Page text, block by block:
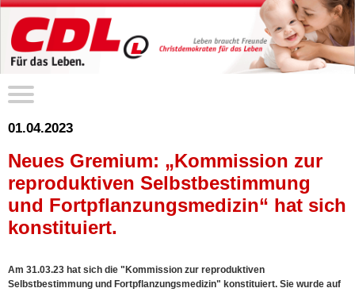
01.04.2023
Neues Gremium: „Kommission zur
reproduktiven Selbstbestimmung
und Fortpflanzungsmedizin“ hat sich
konstituiert.
Am 31.03.23 hat sich die "Kommission zur reproduktiven
Selbstbestimmung und Fortpflanzungsmedizin" konstituiert. Sie wurde auf